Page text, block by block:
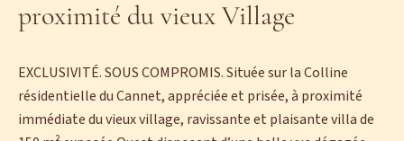
proximité du vieux Village
EXCLUSIVITÉ. SOUS COMPROMIS. Située sur la Colline
résidentielle du Cannet, appréciée et prisée, à proximité
immédiate du vieux village, ravissante et plaisante villa de